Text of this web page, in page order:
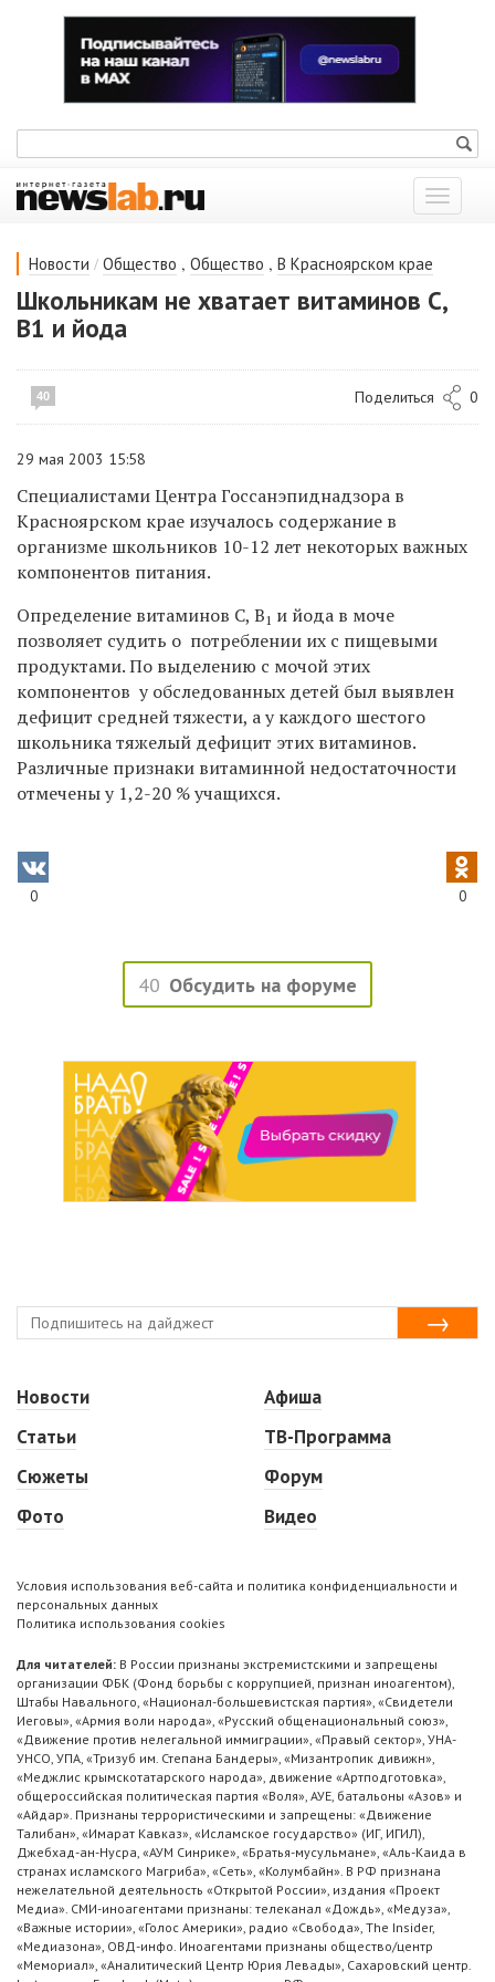
Показать
меню
Новости / Общество , Общество , В Красноярском крае
Школьникам не хватает витаминов С,
В1 и йода
40 Поделиться 0
29 мая 2003 15:58
Специалистами Центра Госсанэпиднадзора в
Красноярском крае изучалось содержание в
организме школьников 10-12 лет некоторых важных
компонентов питания.
Определение витаминов С, В1 и йода в моче
позволяет судить о потреблении их с пищевыми
продуктами. По выделению с мочой этих
компонентов у обследованных детей был выявлен
дефицит средней тяжести, а у каждого шестого
школьника тяжелый дефицит этих витаминов.
Различные признаки витаминной недостаточности
отмечены у 1,2-20 % учащихся.
0 0
40 Обсудить на форуме
Новости
Статьи
Сюжеты
Фото
Афиша
ТВ-Программа
Форум
Видео
Условия использования веб-сайта и политика конфиденциальности и
персональных данных
Политика использования cookies
Для читателей: В России признаны экстремистскими и запрещены
организации ФБК (Фонд борьбы с коррупцией, признан иноагентом),
Штабы Навального, «Национал-большевистская партия», «Свидетели
Иеговы», «Армия воли народа», «Русский общенациональный союз»,
«Движение против нелегальной иммиграции», «Правый сектор», УНА-
УНСО, УПА, «Тризуб им. Степана Бандеры», «Мизантропик дивижн»,
«Меджлис крымскотатарского народа», движение «Артподготовка»,
общероссийская политическая партия «Воля», АУЕ, батальоны «Азов» и
«Айдар». Признаны террористическими и запрещены: «Движение
Талибан», «Имарат Кавказ», «Исламское государство» (ИГ, ИГИЛ),
Джебхад-ан-Нусра, «АУМ Синрике», «Братья-мусульмане», «Аль-Каида в
странах исламского Магриба», «Сеть», «Колумбайн». В РФ признана
нежелательной деятельность «Открытой России», издания «Проект
Медиа». СМИ-иноагентами признаны: телеканал «Дождь», «Медуза»,
«Важные истории», «Голос Америки», радио «Свобода», The Insider,
«Медиазона», ОВД-инфо. Иноагентами признаны общество/центр
«Мемориал», «Аналитический Центр Юрия Левады», Сахаровский центр.